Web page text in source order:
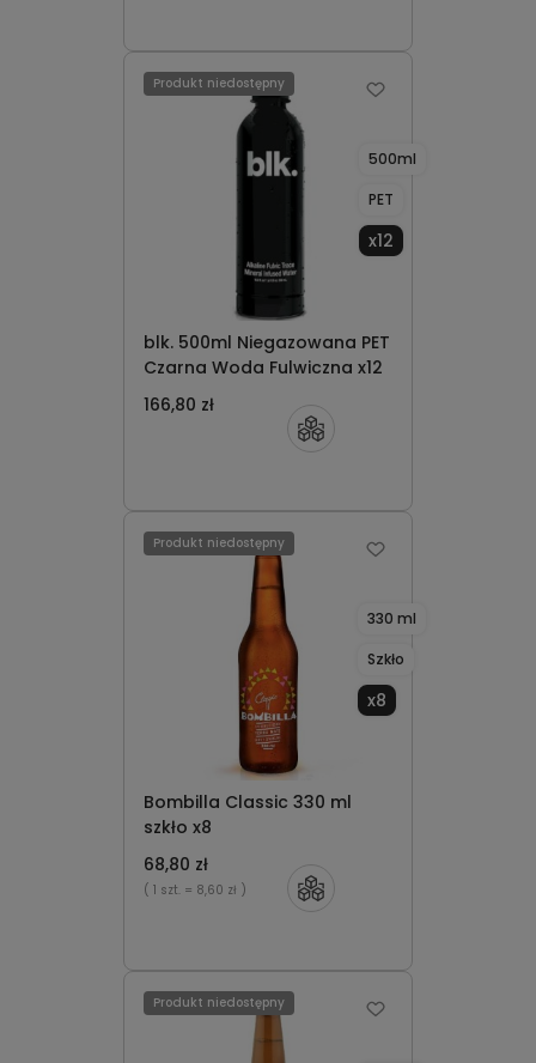
blk. 500ml Niegazowana PET
Czarna Woda Fulwiczna x12
500ml
PET
x12
166,80 zł
Produkt niedostępny
Bombilla Classic 330 ml
szkło x8
330 ml
Szkło
x8
68,80 zł
( 1 szt. = 8,60 zł )
Produkt niedostępny
Produkt niedostępny